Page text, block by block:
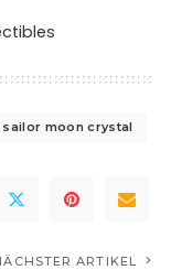
sailor moon crystal
ARTIKEL